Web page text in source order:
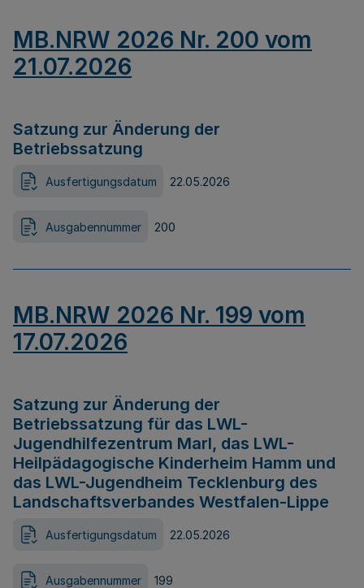
MB.NRW 2026 Nr. 200 vom
21.07.2026
Satzung zur Änderung der
Betriebssatzung
Ausfertigungsdatum 22.05.2026
Ausgabennummer 200
MB.NRW 2026 Nr. 199 vom
17.07.2026
Satzung zur Änderung der
Betriebssatzung für das LWL-
Jugendhilfezentrum Marl, das LWL-
Heilpädagogische Kinderheim Hamm und
das LWL-Jugendheim Tecklenburg des
Landschaftsverbandes Westfalen-Lippe
Ausfertigungsdatum 22.05.2026
Ausgabennummer 199